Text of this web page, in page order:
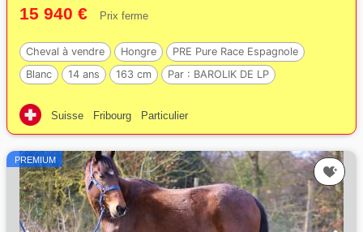
15 940 € Prix ferme
Cheval à vendre Hongre
PRE Pure Race Espagnole
Blanc
14 ans 163 cm Par : BAROLIK DE LP
Suisse Fribourg Particulier
PREMIUM